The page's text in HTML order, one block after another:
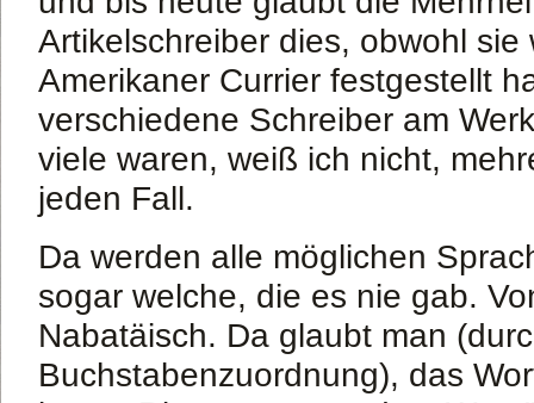
Artikelschreiber dies, obwohl sie
Amerikaner Currier festgestellt
verschiedene Schreiber am
viele waren, weiß ich nicht,
jeden Fall.
Da werden alle möglichen
sogar welche, die es nie gab.
Nabatäisch. Da glaubt man
Buchstabenzuordnung), das